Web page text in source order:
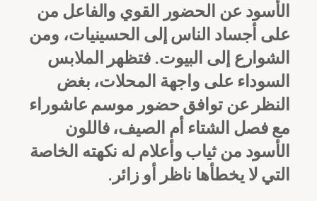
الأسود عن الحضور القوي والفاعل من
على أجساد الناس إلى الحسينيات، ومن
الشوارع إلى البيوت. فتظهر الملابس
السوداء على واجهة المحلات، بغض
النظر عن توافق حضور موسم عاشوراء
مع فصل الشتاء أم الصيف، فاللون
الأسود من ثياب وأعلام له نكهته الخاصة
التي لا يخطأها ناظر أو زائر.